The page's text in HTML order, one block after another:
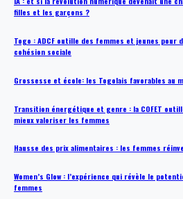
filles et les garçons ?
Togo : ADCF outille des femmes et jeunes pour
cohésion sociale
Grossesse et école: les Togolais favorables au
Transition énergétique et genre : la COFET
mieux valoriser les femmes
Hausse des prix alimentaires : les femmes
Women’s Glow : l’expérience qui révèle le
femmes